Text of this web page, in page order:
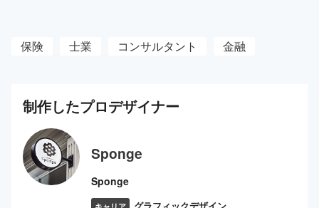
保険 士業 コンサルタント 金融
制作したプロデザイナー
Sponge
Sponge